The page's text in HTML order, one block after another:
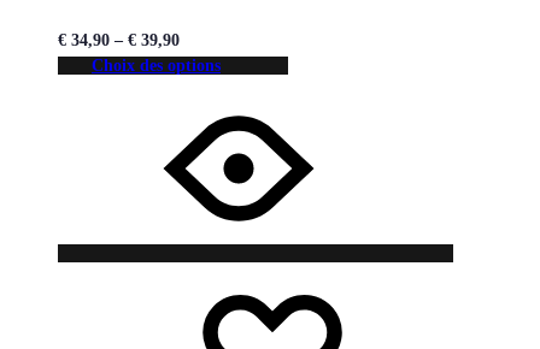
€ 34,90 – € 39,90
Choix des options